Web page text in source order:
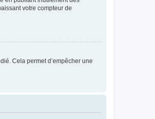
votre compteur de
Cela permet d’empêcher une